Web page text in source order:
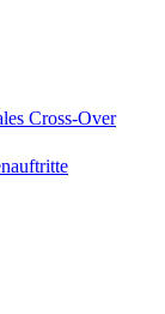
Cross-Over